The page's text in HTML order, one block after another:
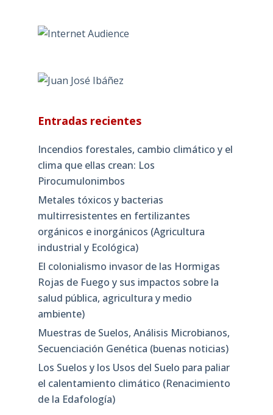
Entradas recientes
Incendios forestales, cambio climático y el
clima que ellas crean: Los
Pirocumulonimbos
Metales tóxicos y bacterias
multirresistentes en fertilizantes
orgánicos e inorgánicos (Agricultura
industrial y Ecológica)
El colonialismo invasor de las Hormigas
Rojas de Fuego y sus impactos sobre la
salud pública, agricultura y medio
ambiente)
Muestras de Suelos, Análisis Microbianos,
Secuenciación Genética (buenas noticias)
Los Suelos y los Usos del Suelo para paliar
el calentamiento climático (Renacimiento
de la Edafología)